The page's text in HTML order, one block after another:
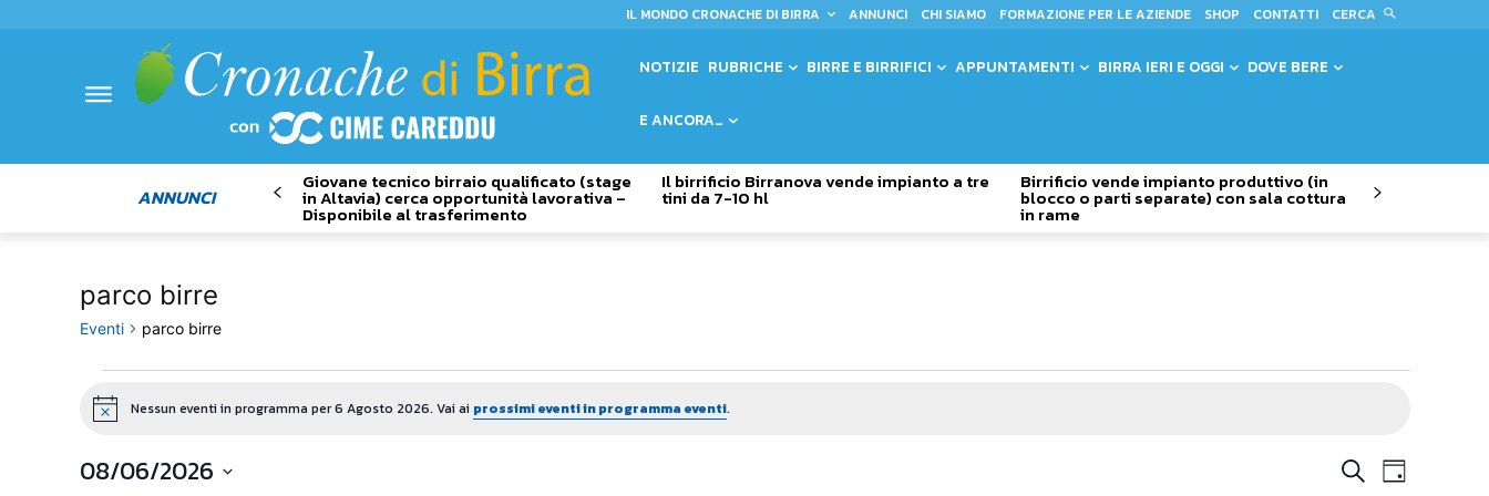
IL MONDO CRONACHE DI BIRRA ANNUNCI CHI SIAMO FORMAZIONE PER LE AZIENDE SHOP CONTATTI CERCA
NOTIZIE RUBRICHE BIRRE E BIRRIFICI APPUNTAMENTI BIRRA IERI E OGGI DOVE BERE
E ANCORA…
ANNUNCI
Giovane tecnico birraio qualificato (stage
in Altavia) cerca opportunità lavorativa –
Disponibile al trasferimento
Il birrificio Birranova vende impianto a tre
tini da 7-10 hl
Birrificio vende impianto produttivo (in
blocco o parti separate) con sala cottura
in rame
parco birre
Eventi parco birre
Eventi
for
6
NoticeNessun eventi in programma per 6 Agosto 2026. Vai ai prossimi eventi in programma eventi.
Eventi
CercaEvento
Giorno
08/06/2026